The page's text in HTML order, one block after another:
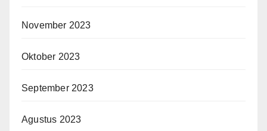
November 2023
Oktober 2023
September 2023
Agustus 2023